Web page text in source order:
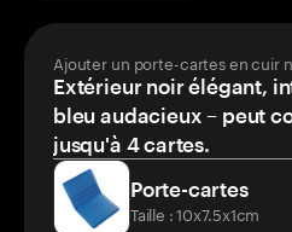
Ajouter un porte-cartes en cuir
Extérieur noir élégant,
bleu audacieux – peut
jusqu'à 4 cartes.
Porte-cartes
Taille : 10x7.5x1cm